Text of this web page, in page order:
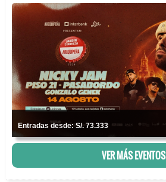
Entradas desde: S/. 73.333
VER MÁS EVENTOS